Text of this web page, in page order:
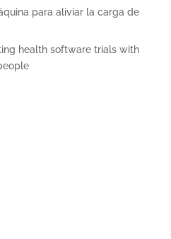
para aliviar la carga de
health software trials with